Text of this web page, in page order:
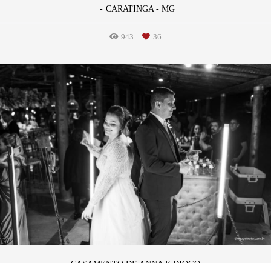
CARATINGA - MG
943 36